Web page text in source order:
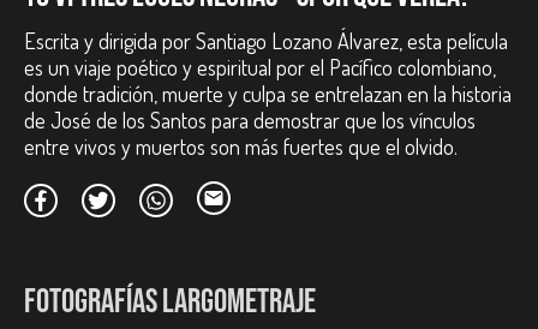
Premio Corazonada. Festival Cinelatino de Toulouse. Francia.
2024.
Participación en festivales:
Festival Internacional de Berlín. Alemania. 2024.
Rencontres Cinémas d'Amérique Latine de Toulouse. Francia.
2024.
Festival Internacional de Cine de Cartagena -FICCI-. Colombia.
Escrita y dirigida por Santiago Lozano Álvarez, esta película
es un viaje poético y espiritual por el Pacífico colombiano,
donde tradición, muerte y culpa se entrelazan en la historia
de José de los Santos para demostrar que los vínculos
entre vivos y muertos son más fuertes que el olvido.
FOTOGRAFÍAS LARGOMETRAJE